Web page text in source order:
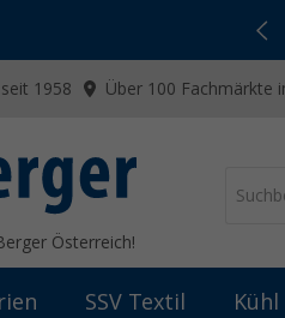
1958 Über 100 Fachmärkte
Österreich!
SSV Textil